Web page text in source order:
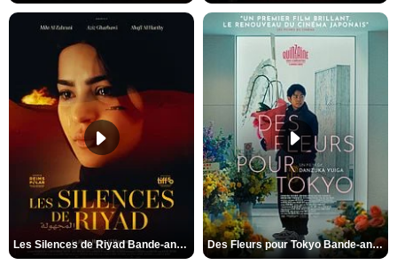
Les Silences de Riyad Bande-annonce VO STFR Des Fleurs pour Tokyo Bande-annonce VO STFR